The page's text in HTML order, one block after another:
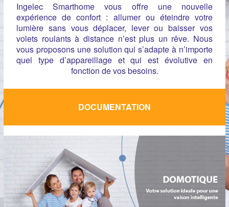
Ingelec Smarthome vous offre une nouvelle
expérience de confort : allumer ou éteindre votre
lumière sans vous déplacer, lever ou baisser vos
volets roulants à distance n’est plus un rêve. Nous
vous proposons une solution qui s’adapte à n’importe
quel type d’appareillage et qui est évolutive en
fonction de vos besoins.
DOCUMENTATION